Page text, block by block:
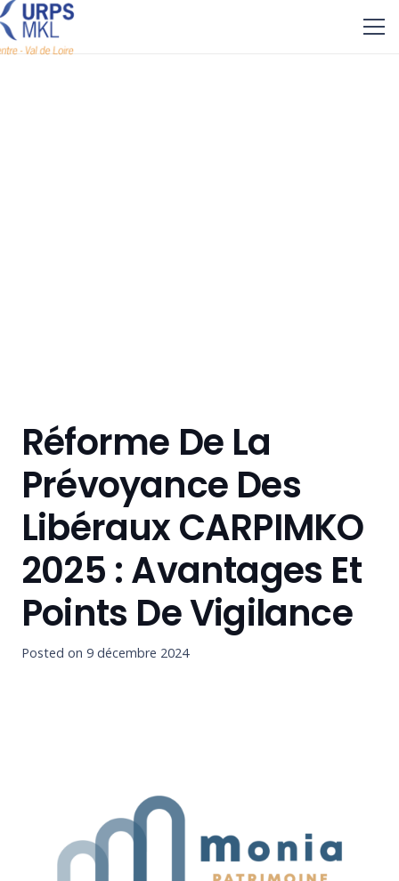
Réforme De La
Prévoyance Des
Libéraux CARPIMKO
2025 : Avantages Et
Points De Vigilance
Posted on 9 décembre 2024